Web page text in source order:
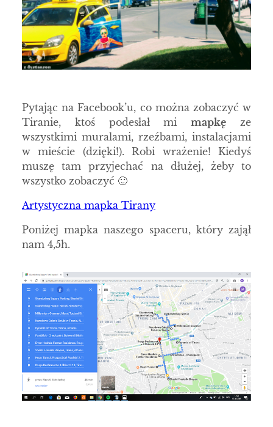
Pytając na Facebook’u, co można zobaczyć w
Tiranie, ktoś podesłał mimapkę ze
wszystkimi muralami, rzeźbami, instalacjami
w mieście (dzięki!). Robi wrażenie! Kiedyś
muszę tam przyjechać na dłużej, żeby to
wszystko zobaczyć 🙂
Artystyczna mapka Tirany
Poniżej mapka naszego spaceru, który zajął
nam 4,5h.